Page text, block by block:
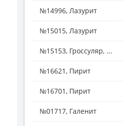
№14996, Лазурит
№15015, Лазурит
№15153, Гроссуляр, ...
№16621, Пирит
№16701, Пирит
№01717, Галенит